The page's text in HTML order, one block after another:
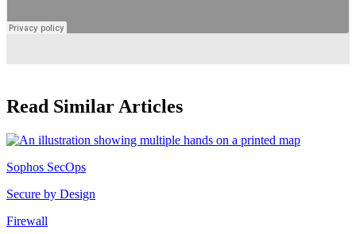
Read Similar Articles
Sophos SecOps
Secure by Design
Firewall